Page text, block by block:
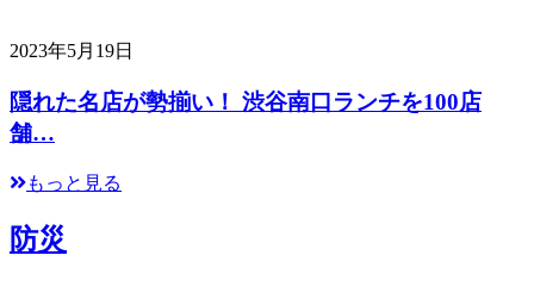
2023年5月19日
隠れた名店が勢揃い！ 渋谷南口ランチを100店
舗…
もっと見る
防災